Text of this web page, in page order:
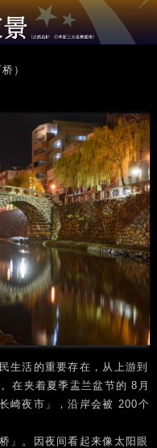
）
生活的重要存在，从上游到
在夹着夏季盂兰盆节的 8月
崎夜市」，沿岸会被 200个
」。因夜间看起来像太阳眼